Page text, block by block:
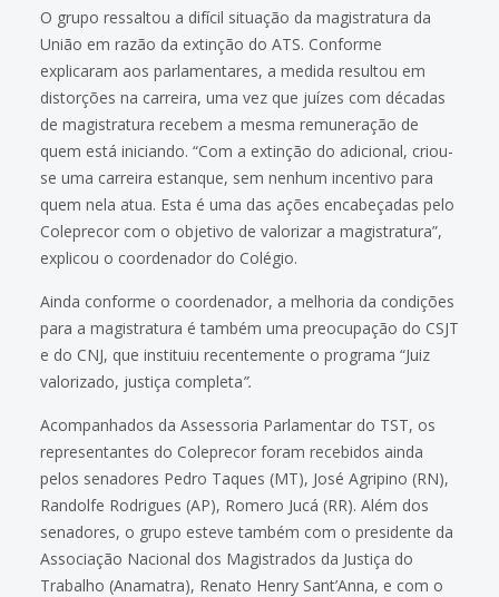
O grupo ressaltou a difícil situação da magistratura da
União em razão da extinção do ATS. Conforme
explicaram aos parlamentares, a medida resultou em
distorções na carreira, uma vez que juízes com décadas
de magistratura recebem a mesma remuneração de
quem está iniciando. “Com a extinção do adicional, criou-
se uma carreira estanque, sem nenhum incentivo para
quem nela atua. Esta é uma das ações encabeçadas pelo
Coleprecor com o objetivo de valorizar a magistratura”,
explicou o coordenador do Colégio.
Ainda conforme o coordenador, a melhoria da condições
para a magistratura é também uma preocupação do CSJT
e do CNJ, que instituiu recentemente o programa “Juiz
valorizado, justiça completa”.
Acompanhados da Assessoria Parlamentar do TST, os
representantes do Coleprecor foram recebidos ainda
pelos senadores Pedro Taques (MT), José Agripino (RN),
Randolfe Rodrigues (AP), Romero Jucá (RR). Além dos
senadores, o grupo esteve também com o presidente da
Associação Nacional dos Magistrados da Justiça do
Trabalho (Anamatra), Renato Henry Sant’Anna, e com o